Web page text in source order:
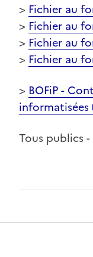
> Fichier au
> Fichier au
> Fichier au
> Fichier au
> BOFiP -
informatisées
Tous publics